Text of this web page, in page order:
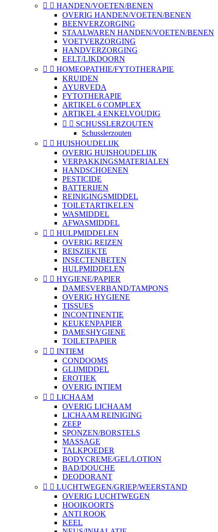
  HANDEN/VOETEN/BENEN
OVERIG HANDEN/VOETEN/BENEN
BEENVERZORGING
STAALWAREN HANDEN/VOETEN/BENEN
VOETVERZORGING
HANDVERZORGING
EELT/LIKDOORN
  HOMEOPATHIE/FYTOTHERAPIE
KRUIDEN
AYURVEDA
FYTOTHERAPIE
ARTIKEL 6 COMPLEX
ARTIKEL 4 ENKELVOUDIG
  SCHUSSLERZOUTEN
Schusslerzouten
  HUISHOUDELIJK
OVERIG HUISHOUDELIJK
VERPAKKINGSMATERIALEN
HANDSCHOENEN
PESTICIDE
BATTERIJEN
REINIGINGSMIDDEL
TOILETARTIKELEN
WASMIDDEL
AFWASMIDDEL
  HULPMIDDELEN
OVERIG REIZEN
REISZIEKTE
INSECTENBETEN
HULPMIDDELEN
  HYGIENE/PAPIER
DAMESVERBAND/TAMPONS
OVERIG HYGIENE
TISSUES
INCONTINENTIE
KEUKENPAPIER
DAMESHYGIENE
TOILETPAPIER
  INTIEM
CONDOOMS
GLIJMIDDEL
EROTIEK
OVERIG INTIEM
  LICHAAM
OVERIG LICHAAM
LICHAAM REINIGING
ZEEP
SPONZEN/BORSTELS
MASSAGE
TALKPOEDER
BODYCREME/GEL/LOTION
BAD/DOUCHE
DEODORANT
  LUCHTWEGEN/GRIEP/WEERSTAND
OVERIG LUCHTWEGEN
HOOIKOORTS
ANTI ROOK
KEEL